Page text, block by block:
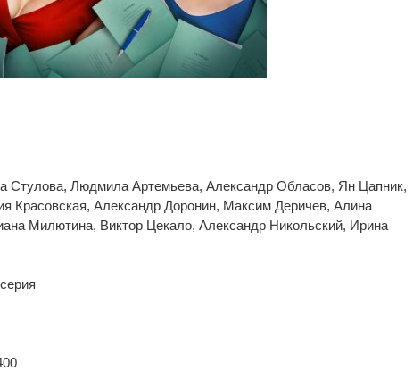
Стулова, Людмила Артемьева, Александр Обласов, Ян Цапник,
Красовская, Александр Доронин, Максим Деричев, Алина
Милютина, Виктор Цекало, Александр Никольский, Ирина